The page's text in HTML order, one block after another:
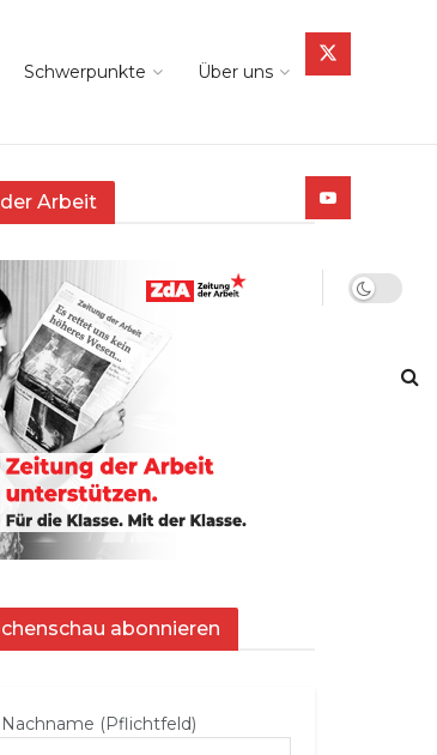
Schwerpunkte Über uns
Arbeit
abonnieren
(Pflichtfeld)